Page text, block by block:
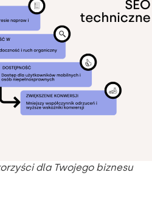
dla Twojego biznesu